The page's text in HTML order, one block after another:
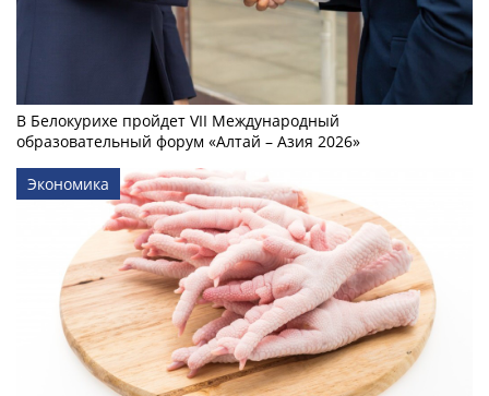
В Белокурихе пройдет VII Международный
образовательный форум «Алтай – Азия 2026»
Экономика